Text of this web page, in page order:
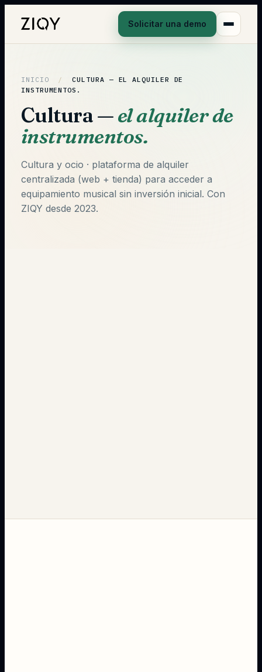
Solicitar una demo
INICIO / CULTURA — EL ALQUILER DE
INSTRUMENTOS.
Cultura —el alquiler de
instrumentos.
Cultura y ocio · plataforma de alquiler
centralizada (web + tienda) para acceder a
equipamiento musical sin inversión inicial. Con
ZIQY desde 2023.